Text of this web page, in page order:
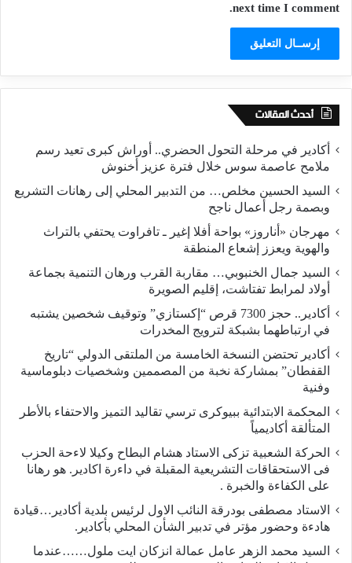
next time I comment.
أحدث المقالات
أكادير في مرحلة التحول الحضري.. أوراش كبرى تعيد رسم
ملامح عاصمة سوس خلال فترة عزيز أخنوش
السيد الحسين مخلص… من التدبير المحلي إلى رهانات التشريع
وبصمة رجل أعمال ناجح
مهرجان «أناروز» بواحة أفلا إغير ـ تافراوت يحتفي بالتراث
والهوية ويعزز إشعاع المنطقة
السيد جمال الخنبوبي… مقاربة القرب ورهان التنمية بجماعة
أولاد لمرابط تفتاشت، إقليم الصويرة
أكادير.. حجز 7300 قرص “إكستازي” وتوقيف شخصين يشتبه
في ارتباطهما بشبكة لترويج المخدرات
أكادير تحتضن النسخة الخامسة من الملتقى الدولي “تاريخ
القفطان” بمشاركة نخبة من المصممين وشخصيات دبلوماسية
وفنية
المحكمة الابتدائية ببيوكرى ترسي تقاليد التميز والاحتفاء بالأطر
المتألقة أكاديمياً
الحركة الشعبية تزكى الاستاد هشام البطاح وكيلا لاءحة الحزب
فى الاستحقاقات التشريعية المقبلة في داءرة اكادير. هو رهانا
على الكفاءة والخبرة .
الاستاد مصطفى بودرقة النائب الاول لرئيس بلدية أكادير…قيادة
هادءة وحضور مؤتر في تدبير الشأن المحلي بأكادير.
السيد محمد الزهر عامل عمالة انزكان ايت ملول……عندما